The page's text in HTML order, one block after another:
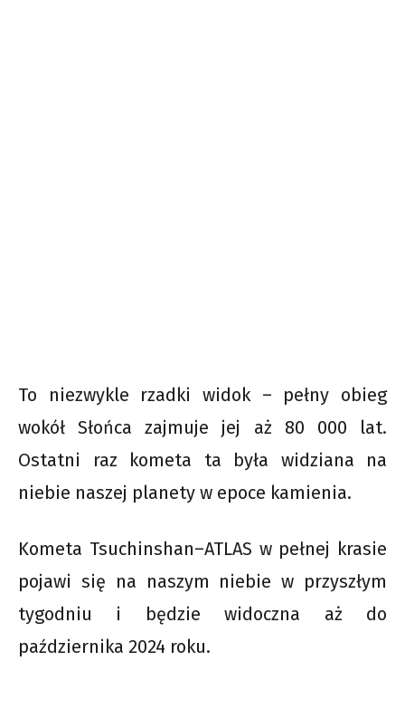
To niezwykle rzadki widok – pełny obieg
wokół Słońca zajmuje jej aż 80 000 lat.
Ostatni raz kometa ta była widziana na
niebie naszej planety w epoce kamienia.
Kometa Tsuchinshan–ATLAS w pełnej krasie
pojawi się na naszym niebie w przyszłym
tygodniu i będzie widoczna aż do
października 2024 roku.